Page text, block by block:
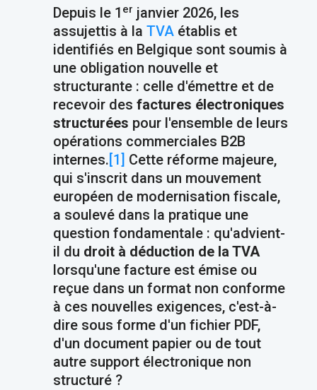
Depuis le 1 er janvier 2026, les
assujettis à la TVAétablis et
identifiés en Belgique sont soumis à
une obligation nouvelle et
structurante : celle d'émettre et de
recevoir des factures électroniques
structurées pour l'ensemble de leurs
opérations commerciales B2B
internes.[1] Cette réforme majeure,
qui s'inscrit dans un mouvement
européen de modernisation fiscale,
a soulevé dans la pratique une
question fondamentale : qu'advient-
il du droit à déduction de la TVA
lorsqu'une facture est émise ou
reçue dans un format non conforme
à ces nouvelles exigences, c'est-à-
dire sous forme d'un fichier PDF,
d'un document papier ou de tout
autre support électronique non
structuré ?